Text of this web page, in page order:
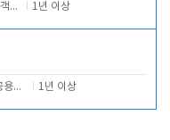
카운터 업무 및 객실관리(청소상태 확인, 객실판매) 1년 이상
호텔객실 및 공용시설 청소 관리 1년 이상